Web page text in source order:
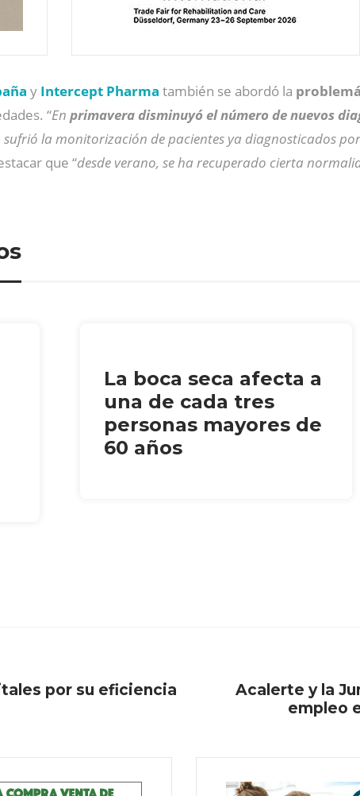
y Intercept Pharma también se abordó la
“En primavera disminuyó el número de nuevos
la monitorización de pacientes ya diagnosticados
que “desde verano, se ha recuperado cierta
La boca seca afecta a
una de cada tres
personas mayores de
60 años
por su eficiencia
Acalerte y la
empleo